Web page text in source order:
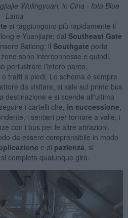
Wulingyuan, in Cina - foto Blue
Lama
si raggiungono più rapidamente il
e Yuanjiajie; dal Southeast Gate
Bailong; il Southgate porta
sono interconnesse e quindi,
perlustrare l’intero parco,
tratti a piedi. Lo schema é sempre
da visitare, si sale sul primo bus
destinazione e si scende all'ultima
i cartelli che, in successione,
i sentieri per tornare a valle, i
con i bus per le altre attrazioni.
da essere comprensibile in modo
e di pazienza, si
completa qualunque giro.